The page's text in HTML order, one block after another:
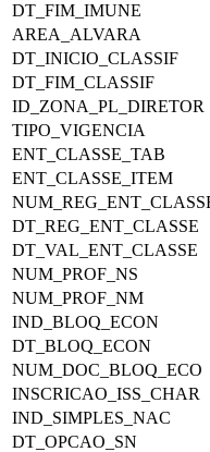
DT_FIM_IMUNE
AREA_ALVARA
DT_INICIO_CLASSIF
DT_FIM_CLASSIF
ID_ZONA_PL_DIRETOR
TIPO_VIGENCIA
ENT_CLASSE_TAB
ENT_CLASSE_ITEM
DT_REG_ENT_CLASSE
DT_VAL_ENT_CLASSE
NUM_PROF_NS
NUM_PROF_NM
IND_BLOQ_ECON
DT_BLOQ_ECON
NUM_DOC_BLOQ_ECO
INSCRICAO_ISS_CHAR
IND_SIMPLES_NAC
DT_OPCAO_SN